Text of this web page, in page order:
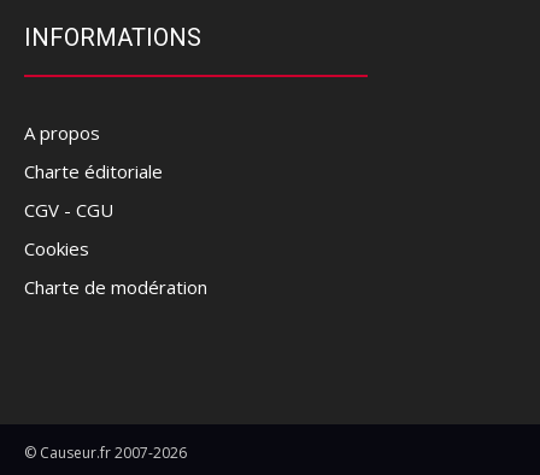
INFORMATIONS
A propos
Charte éditoriale
CGV - CGU
Cookies
Charte de modération
© Causeur.fr 2007-2026